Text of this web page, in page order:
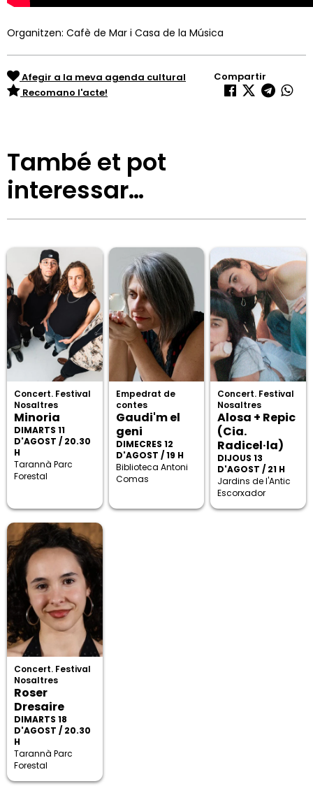
Organitzen: Cafè de Mar i Casa de la Música
Afegir a la meva agenda cultural
Recomano l'acte!
Compartir
També et pot
interessar…
Concert. Festival
Nosaltres
Minoria
DIMARTS 11
D'AGOST / 20.30
H
Tarannà Parc
Forestal
Empedrat de
contes
Gaudi'm el
geni
DIMECRES 12
D'AGOST / 19 H
Biblioteca Antoni
Comas
Concert. Festival
Nosaltres
Alosa + Repic
(Cia.
Radicel·la)
DIJOUS 13
D'AGOST / 21 H
Jardins de l'Antic
Escorxador
Concert. Festival
Nosaltres
Roser
Dresaire
DIMARTS 18
D'AGOST / 20.30
H
Tarannà Parc
Forestal